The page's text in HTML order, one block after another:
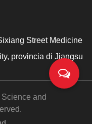
Street Medicine
provincia di Jiangsu
and